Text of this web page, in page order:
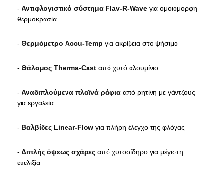
- Αντιφλογιστικό σύστημα Flav-R-Wave για ομοιόμορφη
θερμοκρασία
- Θερμόμετρο Accu-Temp για ακρίβεια στο ψήσιμο
- Θάλαμος Therma-Cast από χυτό αλουμίνιο
- Αναδιπλούμενα πλαϊνά ράφια από ρητίνη με γάντζους
για εργαλεία
- Βαλβίδες Linear-Flow για πλήρη έλεγχο της φλόγας
- Διπλής όψεως σχάρες από χυτοσίδηρο για μέγιστη
ευελιξία